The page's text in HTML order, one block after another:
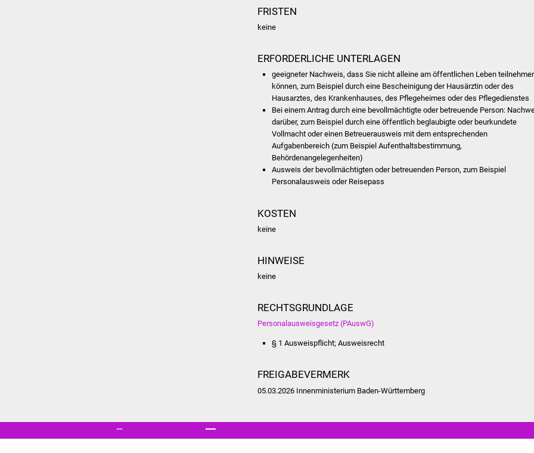
FRISTEN
keine
ERFORDERLICHE UNTERLAGEN
geeigneter Nachweis, dass Sie nicht alleine am öffentlichen Leben
können, zum Beispiel durch eine Bescheinigung der Hausärztin oder des
Hausarztes, des Krankenhauses, des Pflegeheimes oder des Pflegedienstes
Bei einem Antrag durch eine bevollmächtigte oder betreuende Person:
darüber, zum Beispiel durch eine öffentlich beglaubigte oder beurkundete
Vollmacht oder einen Betreuerausweis mit dem entsprechenden
Aufgabenbereich (zum Beispiel Aufenthaltsbestimmung,
Behördenangelegenheiten)
Ausweis der bevollmächtigten oder betreuenden Person, zum Beispiel
Personalausweis oder Reisepass
KOSTEN
keine
HINWEISE
keine
RECHTSGRUNDLAGE
Personalausweisgesetz (PAuswG)
§ 1 Ausweispflicht; Ausweisrecht
FREIGABEVERMERK
05.03.2026 Innenministerium Baden-Württemberg